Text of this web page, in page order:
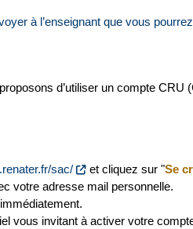
à l’enseignant que vous
d’utiliser un compte CRU
sac/ et cliquez sur "Se
votre adresse mail personnelle.
vous invitant à activer votre